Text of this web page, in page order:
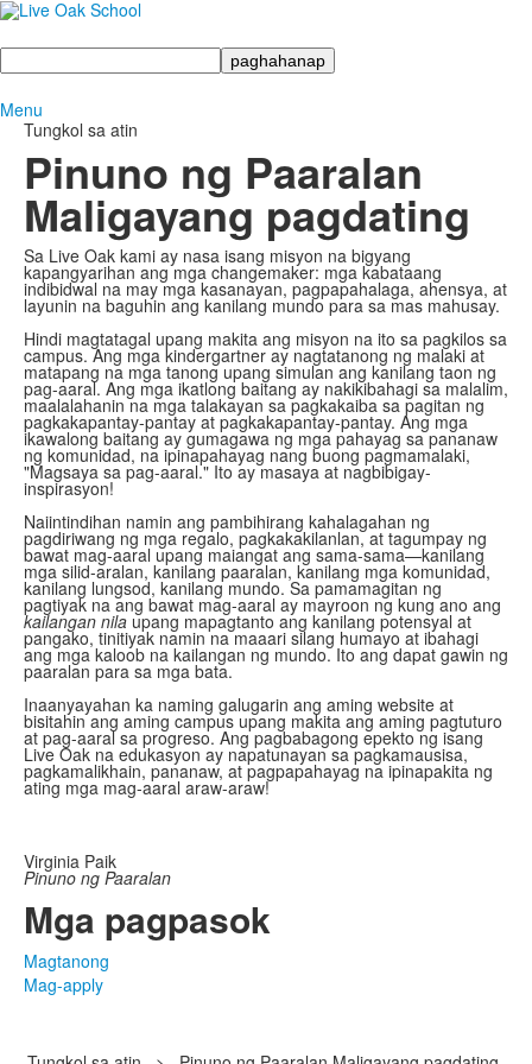
Maghanap
Menu
Tungkol sa atin
Pinuno ng Paaralan
Maligayang pagdating
Sa Live Oak kami ay nasa isang misyon na bigyang
kapangyarihan ang mga changemaker: mga kabataang
indibidwal na may mga kasanayan, pagpapahalaga, ahensya, at
layunin na baguhin ang kanilang mundo para sa mas mahusay.
Hindi magtatagal upang makita ang misyon na ito sa pagkilos sa
campus. Ang mga kindergartner ay nagtatanong ng malaki at
matapang na mga tanong upang simulan ang kanilang taon ng
pag-aaral. Ang mga ikatlong baitang ay nakikibahagi sa malalim,
maalalahanin na mga talakayan sa pagkakaiba sa pagitan ng
pagkakapantay-pantay at pagkakapantay-pantay. Ang mga
ikawalong baitang ay gumagawa ng mga pahayag sa pananaw
ng komunidad, na ipinapahayag nang buong pagmamalaki,
"Magsaya sa pag-aaral." Ito ay masaya at nagbibigay-
inspirasyon!
Naiintindihan namin ang pambihirang kahalagahan ng
pagdiriwang ng mga regalo, pagkakakilanlan, at tagumpay ng
bawat mag-aaral upang maiangat ang sama-sama—kanilang
mga silid-aralan, kanilang paaralan, kanilang mga komunidad,
kanilang lungsod, kanilang mundo. Sa pamamagitan ng
pagtiyak na ang bawat mag-aaral ay mayroon ng kung ano ang
kailangan nila upang mapagtanto ang kanilang potensyal at
pangako, tinitiyak namin na maaari silang humayo at ibahagi
ang mga kaloob na kailangan ng mundo. Ito ang dapat gawin ng
paaralan para sa mga bata.
Inaanyayahan ka naming galugarin ang aming website at
bisitahin ang aming campus upang makita ang aming pagtuturo
at pag-aaral sa progreso. Ang pagbabagong epekto ng isang
Live Oak na edukasyon ay napatunayan sa pagkamausisa,
pagkamalikhain, pananaw, at pagpapahayag na ipinapakita ng
ating mga mag-aaral araw-araw!
Virginia Paik
Pinuno ng Paaralan
Mga pagpasok
Magtanong
Mag-apply